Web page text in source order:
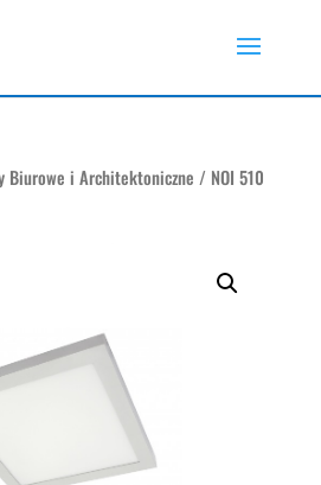
Biurowe i Architektoniczne / NOI 510